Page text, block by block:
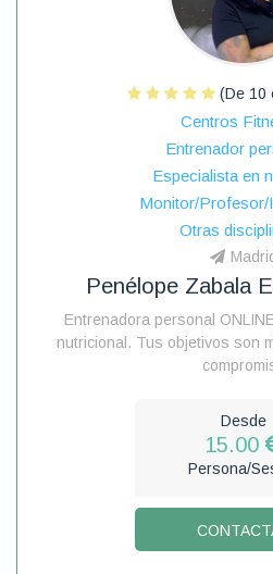
(De 10
Centros
Entrenador
Especialista en
Monitor/Profesor/
Otras
Penélope Zabala
Entrenadora personal
nutricional. Tus objetivos son
Desde
15.00
Persona/